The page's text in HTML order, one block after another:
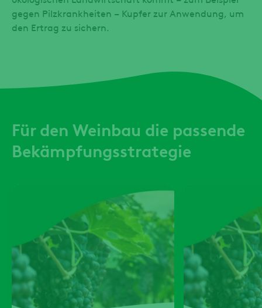
gegen Pilzkrankheiten – Kupfer zur Anwendung, um
den Ertrag zu sichern.
Für den Weinbau die passende
Bekämpfungsstrategie